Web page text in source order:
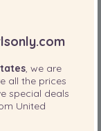
, we are
all the prices
special deals
United